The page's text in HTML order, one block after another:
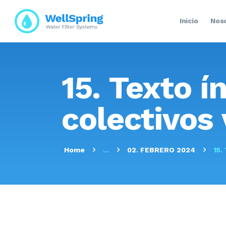
Inicio
15. Texto
colectivos
Home ... 02. FEBRERO 2024